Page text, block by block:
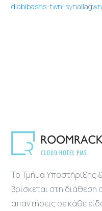
diabibashs-twn-
Το Τμήμα Υποστήριξης
βρίσκεται στη διάθεση
απαντήσεις σε κάθε